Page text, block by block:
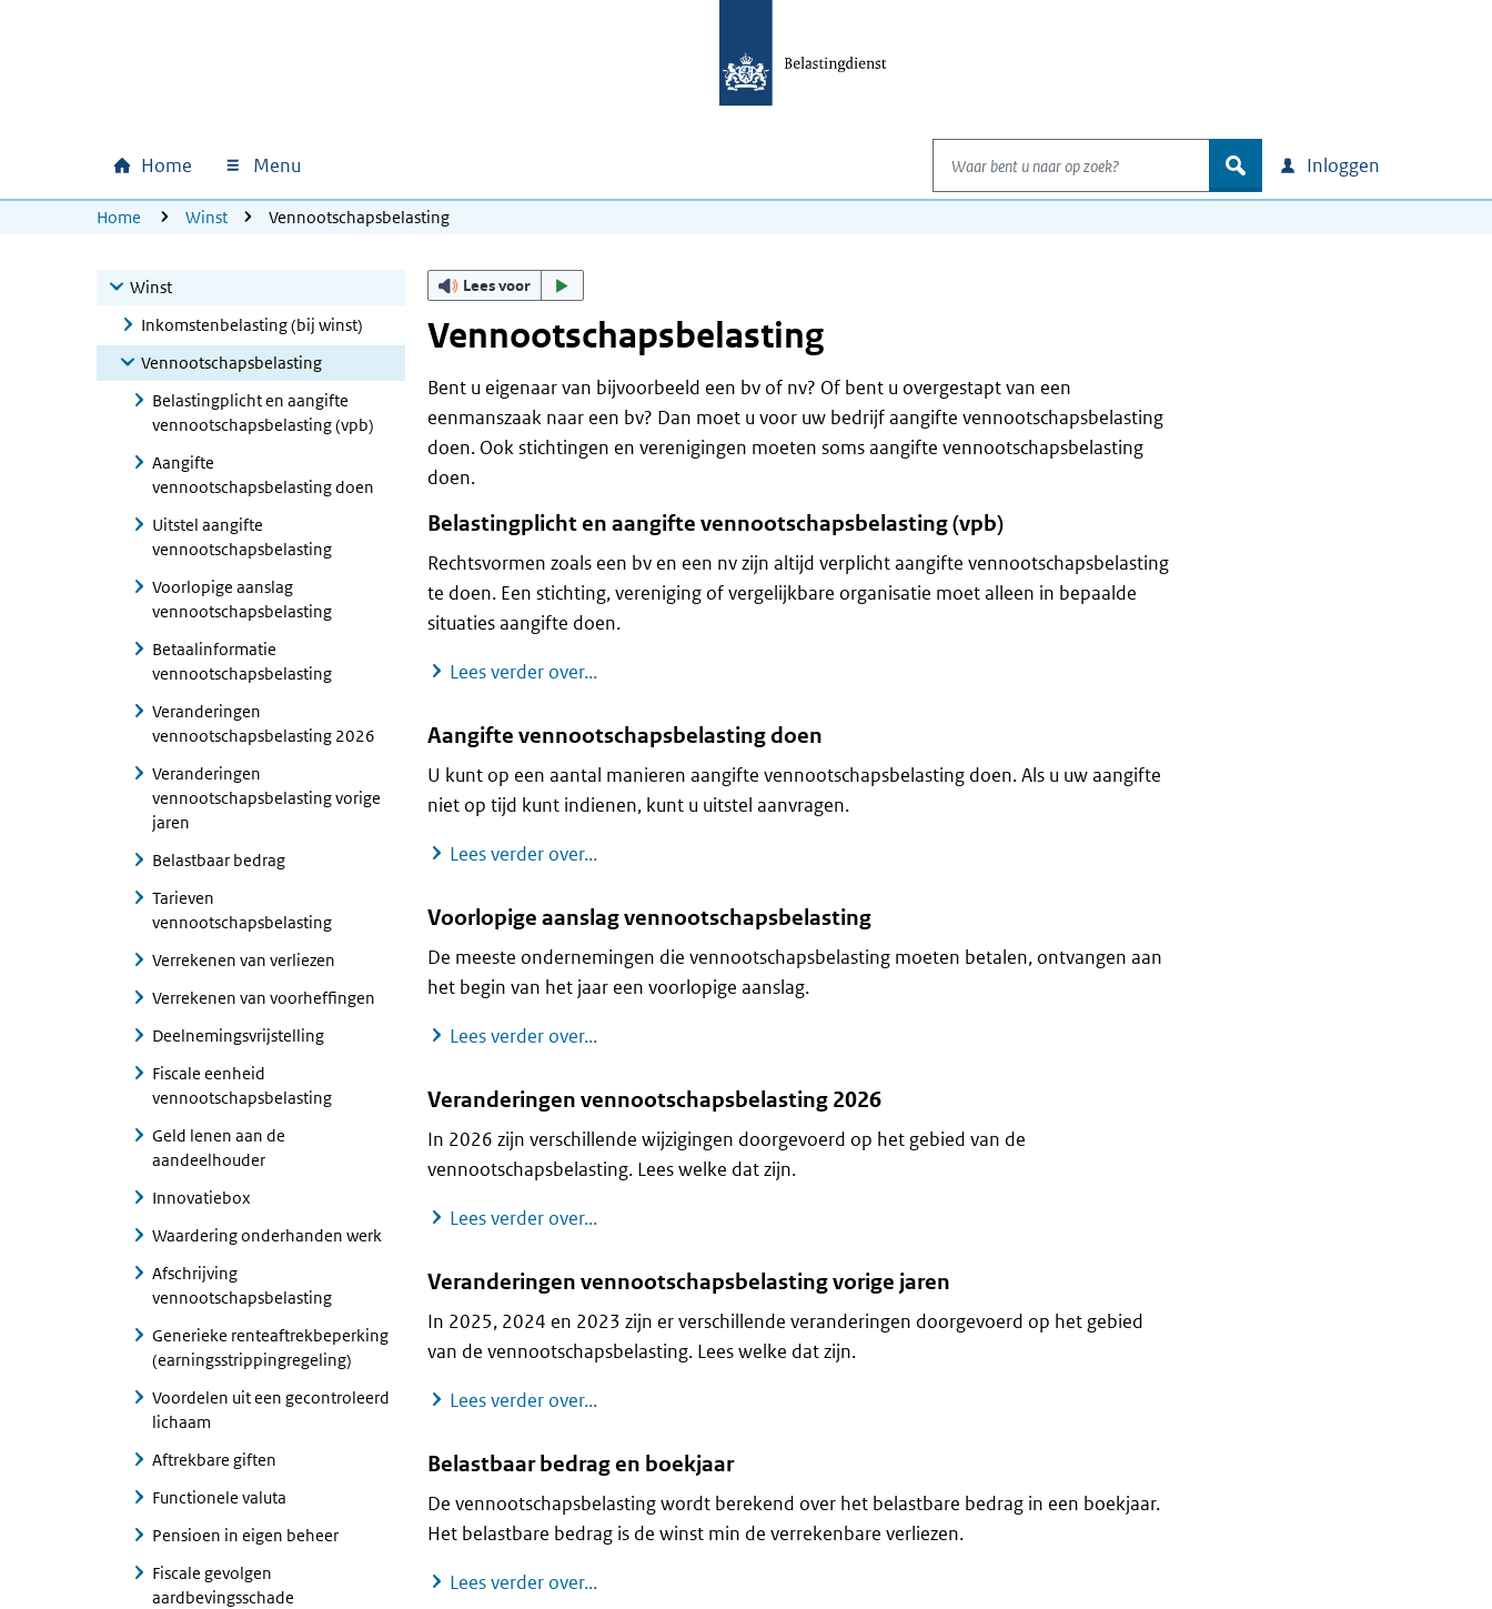
Hoofdnavigatie
Home Menu
Waar bent u naar op zoek?
zoek Inloggen
U bevindt zich hier:
Home Winst Vennootschapsbelasting
Winst
Inkomstenbelasting (bij winst)
Vennootschapsbelasting
Belastingplicht en aangifte
vennootschapsbelasting (vpb)
Aangifte
vennootschapsbelasting doen
Uitstel aangifte
vennootschapsbelasting
Voorlopige aanslag
vennootschapsbelasting
Betaalinformatie
vennootschapsbelasting
Veranderingen
vennootschapsbelasting 2026
Veranderingen
vennootschapsbelasting vorige
jaren
Belastbaar bedrag
Tarieven
vennootschapsbelasting
Verrekenen van verliezen
Verrekenen van voorheffingen
Deelnemingsvrijstelling
Fiscale eenheid
vennootschapsbelasting
Geld lenen aan de
aandeelhouder
Innovatiebox
Waardering onderhanden werk
Afschrijving
vennootschapsbelasting
Generieke renteaftrekbeperking
(earningsstrippingregeling)
Voordelen uit een gecontroleerd
lichaam
Aftrekbare giften
Functionele valuta
Pensioen in eigen beheer
Fiscale gevolgen
aardbevingsschade
Lees voor
Vennootschapsbelasting
Bent u eigenaar van bijvoorbeeld een bv of nv? Of bent u overgestapt van een
eenmanszaak naar een bv? Dan moet u voor uw bedrijf aangifte vennootschapsbelasting
doen. Ook stichtingen en verenigingen moeten soms aangifte vennootschapsbelasting
doen.
Belastingplicht en aangifte vennootschapsbelasting (vpb)
Rechtsvormen zoals een bv en een nv zijn altijd verplicht aangifte vennootschapsbelasting
te doen. Een stichting, vereniging of vergelijkbare organisatie moet alleen in bepaalde
situaties aangifte doen.
Lees verder over...Belastingplicht en aangifte vennootschapsbelasting (vpb)
Aangifte vennootschapsbelasting doen
U kunt op een aantal manieren aangifte vennootschapsbelasting doen. Als u uw aangifte
niet op tijd kunt indienen, kunt u uitstel aanvragen.
Lees verder over...Aangifte vennootschapsbelasting doen
Voorlopige aanslag vennootschapsbelasting
De meeste ondernemingen die vennootschapsbelasting moeten betalen, ontvangen aan
het begin van het jaar een voorlopige aanslag.
Lees verder over...Voorlopige aanslag vennootschapsbelasting
Veranderingen vennootschapsbelasting 2026
In 2026 zijn verschillende wijzigingen doorgevoerd op het gebied van de
vennootschapsbelasting. Lees welke dat zijn.
Lees verder over...Veranderingen vennootschapsbelasting 2026
Veranderingen vennootschapsbelasting vorige jaren
In 2025, 2024 en 2023 zijn er verschillende veranderingen doorgevoerd op het gebied
van de vennootschapsbelasting. Lees welke dat zijn.
Lees verder over...Veranderingen vennootschapsbelasting vorige jaren
Belastbaar bedrag en boekjaar
De vennootschapsbelasting wordt berekend over het belastbare bedrag in een boekjaar.
Het belastbare bedrag is de winst min de verrekenbare verliezen.
Lees verder over...Belastbaar bedrag en boekjaar